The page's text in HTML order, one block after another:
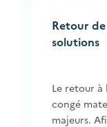
Retour
solutions
Le retour à
congé
majeurs.